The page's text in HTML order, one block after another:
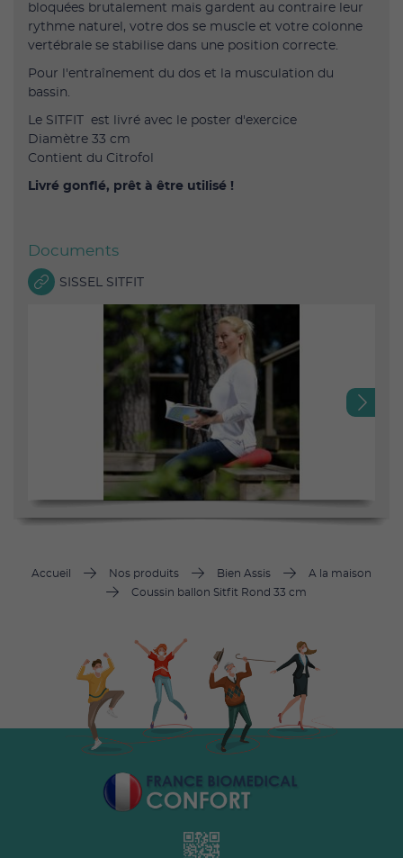
bloquées brutalement mais gardent au contraire leur
rythme naturel, votre dos se muscle et votre colonne
vertébrale se stabilise dans une position correcte.
Pour l'entraînement du dos et la musculation du
bassin.
Le SITFIT est livré avec le poster d'exercice
Diamètre 33 cm
Contient du Citrofol
Livré gonflé, prêt à être utilisé !
Documents
SISSEL SITFIT
Accueil Nos produits Bien Assis
A la maison
Coussin ballon Sitfit Rond 33 cm